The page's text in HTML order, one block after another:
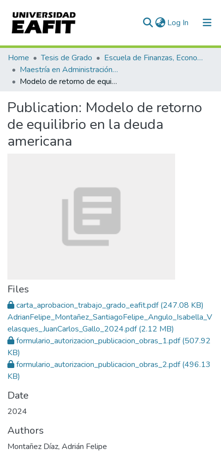
Log In (current)
Communities & Collections
All of DSpace
Home Tesis de Grado
Escuela de Finanzas, Economía y Gobierno
Maestría en Administración Financiera (tesis)
Modelo de retorno de equilibrio en la deuda americana
Publication: Modelo de retorno
de equilibrio en la deuda
americana
Files
carta_aprobacion_trabajo_grado_eafit.pdf(247.08 KB)
AdrianFelipe_Montañez_SantiagoFelipe_Angulo_Isabella_V
elasques_JuanCarlos_Gallo_2024.pdf(2.12 MB)
formulario_autorizacion_publicacion_obras_1.pdf(507.92
KB)
formulario_autorizacion_publicacion_obras_2.pdf(496.13
KB)
Date
2024
Authors
Montañez Díaz, Adrián Felipe